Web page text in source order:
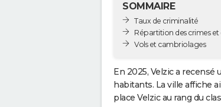
SOMMAIRE
Taux de criminalité
Répartition des crimes et
Vols et cambriolages
En 2025, Velzic a recensé
habitants. La ville affiche
place Velzic au rang du